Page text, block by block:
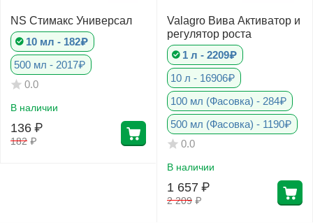
NS Стимакс Универсал
10 мл - 182₽
500 мл - 2017₽
0.0
В наличии
182 ₽
136 ₽
Valagro Вива Активатор и
регулятор роста
1 л - 2209₽
10 л - 16906₽
100 мл (Фасовка) - 284₽
500 мл (Фасовка) - 1190₽
0.0
В наличии
2 209 ₽
1 657 ₽